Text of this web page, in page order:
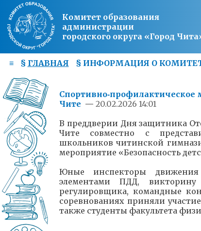
Комитет образования
администрации
городского округа «Город
≡ § ГЛАВНАЯ § ИНФОРМАЦИЯ О
Спортивно‑профилактическое
Чите — 20.02.2026 14:01
В преддверии Дня защитника
Чите совместно с
школьников читинской
мероприятие «Безопасность
Юные инспекторы движения
элементами ПДД,
регулировщика, командные
соревнованиях приняли
также студенты факультета